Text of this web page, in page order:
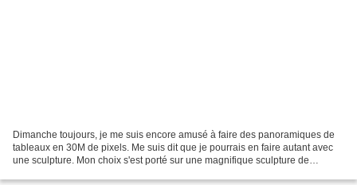
Dimanche toujours, je me suis encore amusé à faire des panoramiques de
tableaux en 30M de pixels. Me suis dit que je pourrais en faire autant avec
une sculpture. Mon choix s'est porté sur une magnifique sculpture de